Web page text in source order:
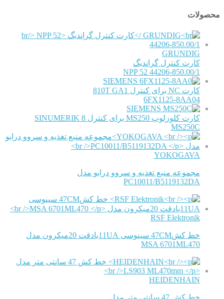
محصولات
GRUNDIG
کارت کنترل گراندیگ
NPP 52 44206-850.00/1
SIEMENS
کارت NC برای کنترل 810T GA1
6FX1125-8AA04
SIEMENS
کارت کلوزلوپ MS250 برای کنترل SINUMERIK 8
MS250C
YOKOGAVA
مجموعه منبع تغذیه و سروو درایو مدل
PC10011/B5119132DA
RSF Elektronik
خط کش47CM سینوسی 11UAبادقت 20میکرون مدل
MSA 6701ML470
HEIDENHAIN
خط کش 47 سانتی متر مدل